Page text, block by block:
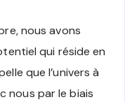
nous avons
qui réside en
que l’univers à
nous par le biais